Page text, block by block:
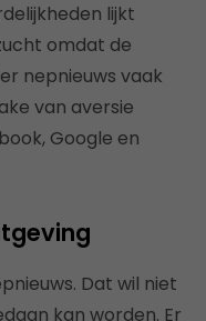
lijkt
omdat de
nepnieuws vaak
van aversie
Google en
Dat wil niet
kan worden. Er